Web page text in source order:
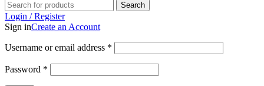
Search
Login / Register
Sign inCreate an Account
Username or email address *
Password *